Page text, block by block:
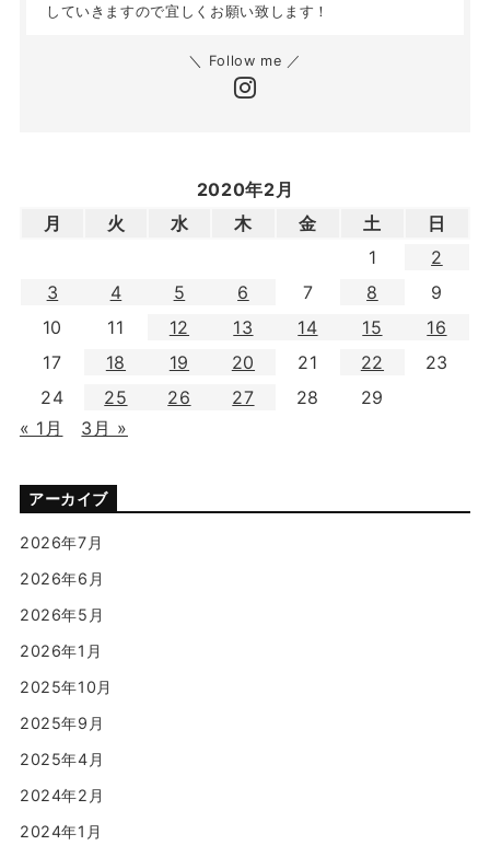
していきますので宜しくお願い致します！
＼ Follow me ／
2020年2月
月
火 水 木 金 土
日
1
2
3
4 5 6 7 8
9
10
11 12 13 14 15
16
17
18 19 20 21 22
23
24
25 26 27 28
29
« 1月
3月 »
アーカイブ
2026年7月
2026年6月
2026年5月
2026年1月
2025年10月
2025年9月
2025年4月
2024年2月
2024年1月